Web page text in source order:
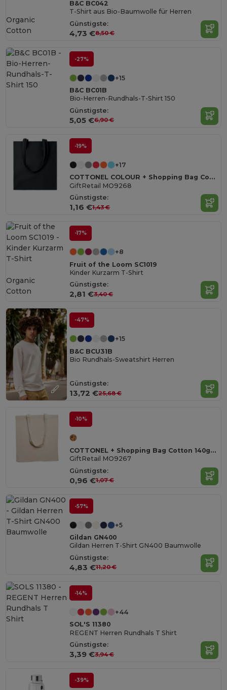
B&C BC042
T-Shirt aus Bio-Baumwolle für Herren
Günstigste:
4,73 €8,50 €
Organic
Cotton
-27%
+15
B&C BC01B
Bio-Herren-Rundhals-T-Shirt 150
Günstigste:
5,05 €6,90 €
-19%
+17
COTTONEL COLOUR + Shopping Bag Cotton 140g/m²
GiftRetail MO9268
Günstigste:
1,16 €1,43 €
-17%
+8
Fruit of the Loom SC1019
Kinder Kurzarm T-Shirt
Günstigste:
2,81 €3,40 €
Organic
Cotton
-47%
+15
B&C BCU31B
Bio Rundhals-Sweatshirt Herren
Günstigste:
13,72 €25,68 €
-10%
COTTONEL + Shopping Bag Cotton 140g/m²
GiftRetail MO9267
Günstigste:
0,96 €1,07 €
-57%
+5
Gildan GN400
Gildan Herren T-Shirt GN400 Baumwolle
Günstigste:
4,83 €11,20 €
-14%
+44
SOL'S 11380
REGENT Herren Rundhals T Shirt
Günstigste:
3,39 €3,94 €
-39%